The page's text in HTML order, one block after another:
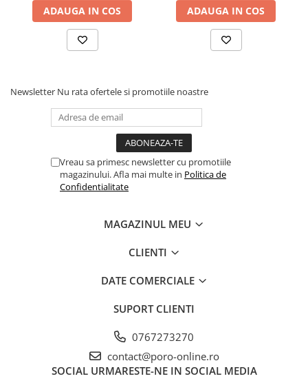
ADAUGA IN COS ADAUGA IN COS
Newsletter Nu rata ofertele si promotiile noastre
Vreau sa primesc newsletter cu promotiile
magazinului. Afla mai multe in Politica de
Confidentialitate
MAGAZINUL MEU
CLIENTI
DATE COMERCIALE
SUPORT CLIENTI
0767273270
contact@poro-online.ro
SOCIAL URMARESTE-NE IN SOCIAL MEDIA